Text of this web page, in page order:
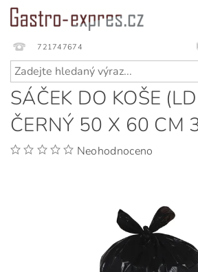
721747674
SÁČEK DO KOŠE
ČERNÝ 50 X 60 CM
Neohodnoceno